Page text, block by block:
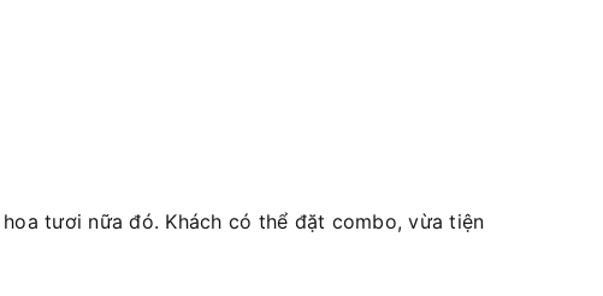
tươi nữa đó. Khách có thể đặt combo, vừa tiện